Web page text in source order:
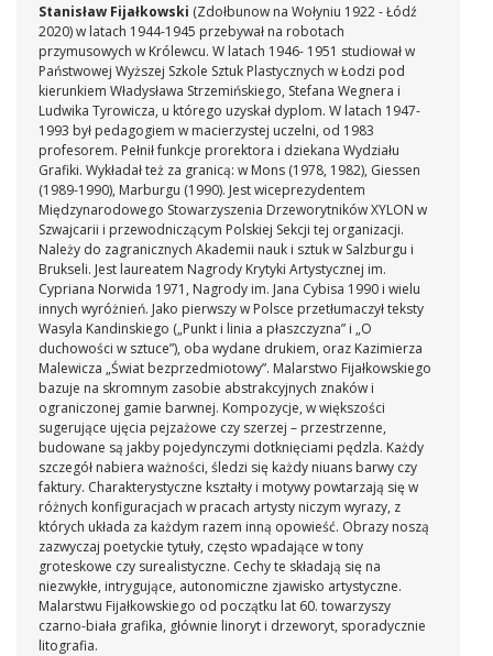
Stanisław Fijałkowski (Zdołbunow na Wołyniu 1922 - Łódź
2020) w latach 1944-1945 przebywał na robotach
przymusowych w Królewcu. W latach 1946- 1951 studiował w
Państwowej Wyższej Szkole Sztuk Plastycznych w Łodzi pod
kierunkiem Władysława Strzemińskiego, Stefana Wegnera i
Ludwika Tyrowicza, u którego uzyskał dyplom. W latach 1947-
1993 był pedagogiem w macierzystej uczelni, od 1983
profesorem. Pełnił funkcje prorektora i dziekana Wydziału
Grafiki. Wykładał też za granicą: w Mons (1978, 1982), Giessen
(1989-1990), Marburgu (1990). Jest wiceprezydentem
Międzynarodowego Stowarzyszenia Drzeworytników XYLON w
Szwajcarii i przewodniczącym Polskiej Sekcji tej organizacji.
Należy do zagranicznych Akademii nauk i sztuk w Salzburgu i
Brukseli. Jest laureatem Nagrody Krytyki Artystycznej im.
Cypriana Norwida 1971, Nagrody im. Jana Cybisa 1990 i wielu
innych wyróżnień. Jako pierwszy w Polsce przetłumaczył teksty
Wasyla Kandinskiego („Punkt i linia a płaszczyzna” i „O
duchowości w sztuce”), oba wydane drukiem, oraz Kazimierza
Malewicza „Świat bezprzedmiotowy”. Malarstwo Fijałkowskiego
bazuje na skromnym zasobie abstrakcyjnych znaków i
ograniczonej gamie barwnej. Kompozycje, w większości
sugerujące ujęcia pejzażowe czy szerzej – przestrzenne,
budowane są jakby pojedynczymi dotknięciami pędzla. Każdy
szczegół nabiera ważności, śledzi się każdy niuans barwy czy
faktury. Charakterystyczne kształty i motywy powtarzają się w
różnych konfiguracjach w pracach artysty niczym wyrazy, z
których układa za każdym razem inną opowieść. Obrazy noszą
zazwyczaj poetyckie tytuły, często wpadające w tony
groteskowe czy surealistyczne. Cechy te składają się na
niezwykłe, intrygujące, autonomiczne zjawisko artystyczne.
Malarstwu Fijałkowskiego od początku lat 60. towarzyszy
czarno-biała grafika, głównie linoryt i drzeworyt, sporadycznie
litografia.